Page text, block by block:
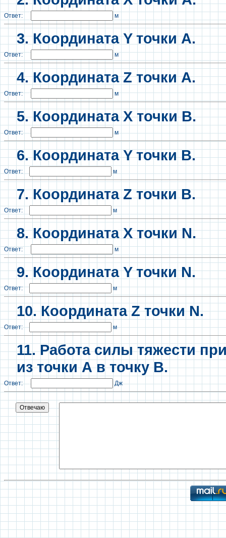
Ответ: м
3. Координата Y точки А.
Ответ: м
4. Координата Z точки А.
Ответ: м
5. Координата X точки B.
Ответ: м
6. Координата Y точки B.
Ответ: м
7. Координата Z точки B.
Ответ: м
8. Координата X точки N.
Ответ: м
9.Координата Y точки N.
Ответ: м
10.Координата Z точки N.
Ответ: м
11.Работа силы тяжести
из точки А в точку B.
Ответ: Дж